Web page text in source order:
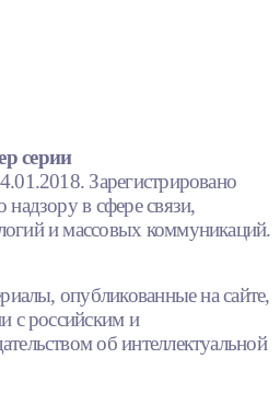
серии
Зарегистрировано
в сфере связи,
и массовых коммуникаций.
опубликованные на сайте,
с российским и
об интеллектуальной